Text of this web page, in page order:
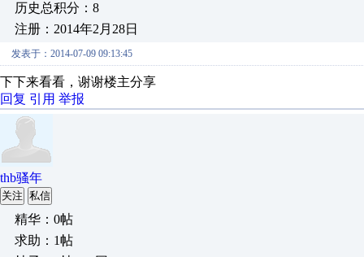
历史总积分：8
注册：2014年2月28日
发表于：2014-07-09 09:13:45
下下来看看，谢谢楼主分享
回复 引用 举报
thb骚年
关注 私信
精华：0帖
求助：1帖